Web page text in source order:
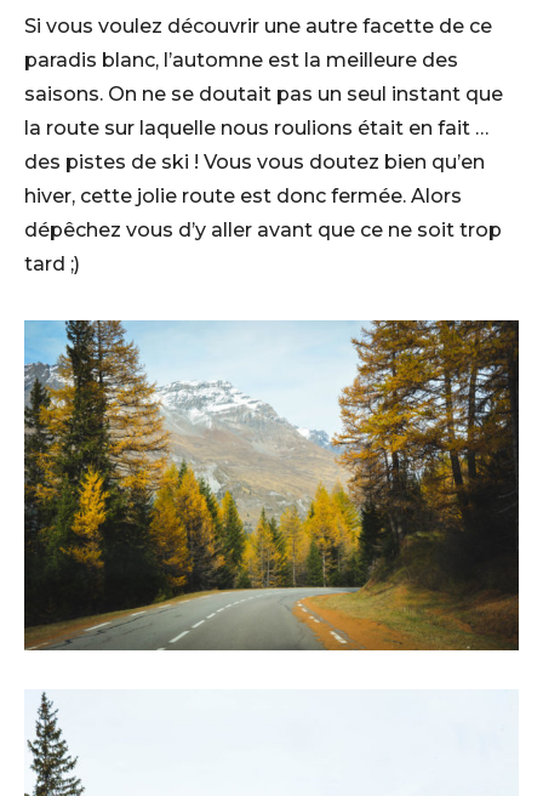
Si vous voulez découvrir une autre facette de ce
paradis blanc, l’automne est la meilleure des
saisons. On ne se doutait pas un seul instant que
la route sur laquelle nous roulions était en fait …
des pistes de ski ! Vous vous doutez bien qu’en
hiver, cette jolie route est donc fermée. Alors
dépêchez vous d’y aller avant que ce ne soit trop
tard ;)